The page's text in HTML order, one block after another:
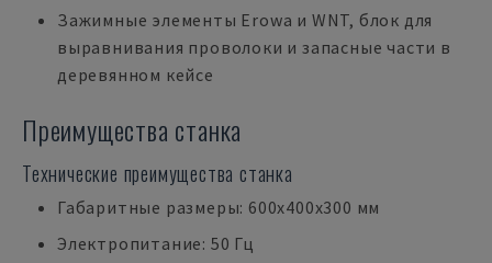
Зажимные элементы Erowa и WNT, блок для
выравнивания проволоки и запасные части в
деревянном кейсе
Преимущества станка
Технические преимущества станка
Габаритные размеры: 600x400x300 мм
Электропитание: 50 Гц